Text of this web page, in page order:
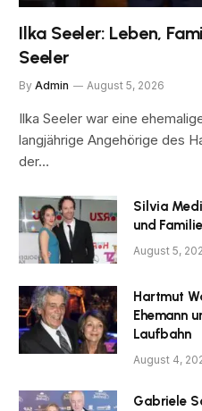
Ilka Seeler: Leben,
Seeler
By Admin August 5, 2026
Ilka Seeler war eine
langjährige Angehörige des
der…
Silvia
und
August 5,
Hartmut
Ehemann
Laufbahn
August 4,
Gabriele